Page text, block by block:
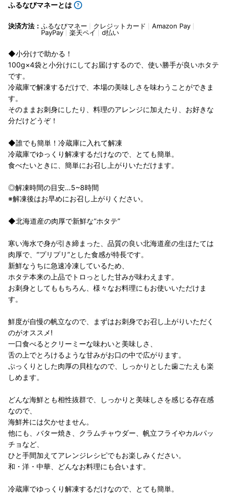
ふるなびマネーとは
決済方法： ふるなびマネー クレジットカード
Amazon Pay
PayPay
楽天ペイ d払い
◆小分けで助かる！
100g×4袋と小分けにしてお届けするので、使い勝手が良いホタテ
です。
冷蔵庫で解凍するだけで、本場の美味しさを味わうことができま
す。
そのままお刺身にしたり、料理のアレンジに加えたり、お好きな
分だけどうぞ！
◆誰でも簡単！冷蔵庫に入れて解凍
冷蔵庫でゆっくり解凍するだけなので、とても簡単。
食べたいときに、簡単にお召し上がりいただけます。
◎解凍時間の目安…5~8時間
※解凍後はお早めにお召し上がりください。
◆北海道産の肉厚で新鮮な“ホタテ”
寒い海水で身が引き締まった、品質の良い北海道産の生ほたては
肉厚で、“プリプリ”とした食感が特長です。
新鮮なうちに急速冷凍しているため、
ホタテ本来の上品でトロっとした甘みが味わえます。
お刺身としてももちろん、様々なお料理にもお使いいただけま
す。
鮮度が自慢の帆立なので、まずはお刺身でお召し上がりいただく
のがオススメ!
一口食べるとクリーミーな味わいと美味しさ、
舌の上でとろけるような甘みがお口の中で広がります。
ぷっくりとした肉厚の貝柱なので、しっかりとした歯ごたえも楽
しめます。
どんな海鮮とも相性抜群で、しっかりと美味しさを感じる存在感
なので、
海鮮丼には欠かせません。
他にも、バター焼き、クラムチャウダー、帆立フライやカルパッ
チョなど、
ひと手間加えてアレンジレシピでもお楽しみください。
和・洋・中華、どんなお料理にも合います。
冷蔵庫でゆっくり解凍するだけなので、とても簡単。